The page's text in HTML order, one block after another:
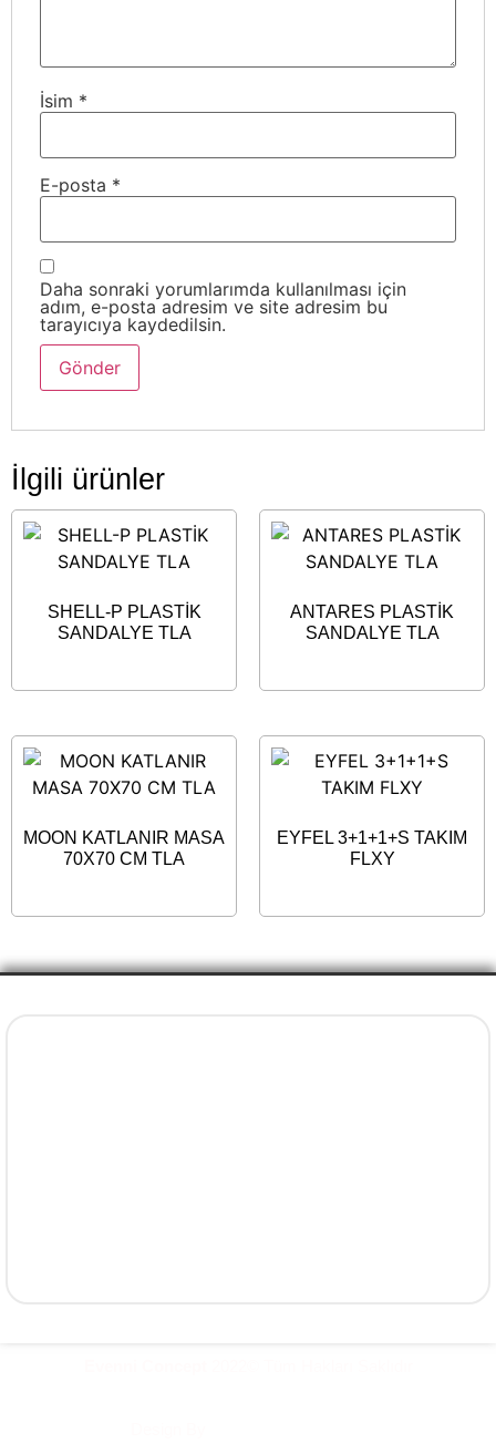
İsim *
E-posta *
Daha sonraki yorumlarımda kullanılması için
adım, e-posta adresim ve site adresim bu
tarayıcıya kaydedilsin.
İlgili ürünler
SHELL-P PLASTİK
SANDALYE TLA
ANTARES PLASTİK
SANDALYE TLA
MOON KATLANIR MASA
70X70 CM TLA
EYFEL 3+1+1+S TAKIM
FLXY